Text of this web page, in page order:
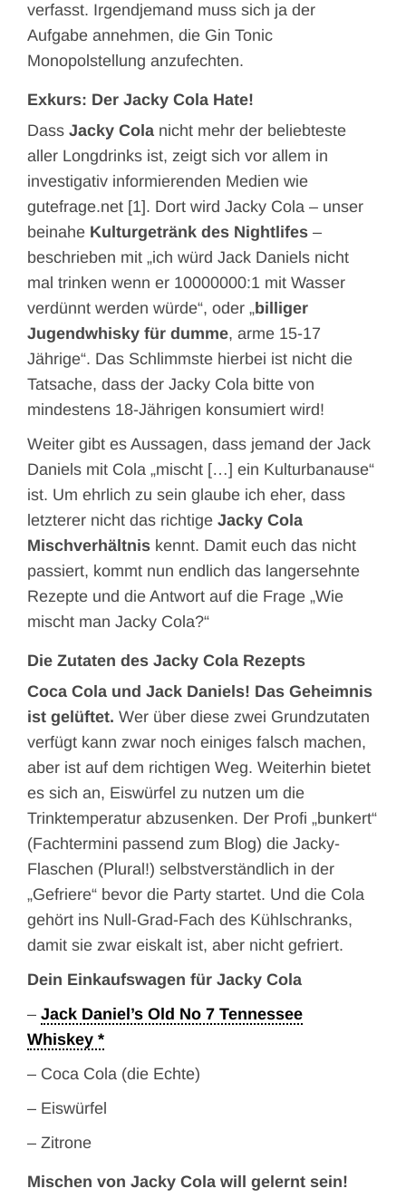
verfasst. Irgendjemand muss sich ja der
Aufgabe annehmen, die Gin Tonic
Monopolstellung anzufechten.
Exkurs: Der Jacky Cola Hate!
Dass Jacky Cola nicht mehr der beliebteste
aller Longdrinks ist, zeigt sich vor allem in
investigativ informierenden Medien wie
gutefrage.net [1]. Dort wird Jacky Cola – unser
beinahe Kulturgetränk des Nightlifes –
beschrieben mit „ich würd Jack Daniels nicht
mal trinken wenn er 10000000:1 mit Wasser
verdünnt werden würde“, oder „billiger
Jugendwhisky für dumme, arme 15-17
Jährige“. Das Schlimmste hierbei ist nicht die
Tatsache, dass der Jacky Cola bitte von
mindestens 18-Jährigen konsumiert wird!
Weiter gibt es Aussagen, dass jemand der Jack
Daniels mit Cola „mischt […] ein Kulturbanause“
ist. Um ehrlich zu sein glaube ich eher, dass
letzterer nicht das richtige Jacky Cola
Mischverhältnis kennt. Damit euch das nicht
passiert, kommt nun endlich das langersehnte
Rezepte und die Antwort auf die Frage „Wie
mischt man Jacky Cola?“
Die Zutaten des Jacky Cola Rezepts
Coca Cola und Jack Daniels! Das Geheimnis
ist gelüftet. Wer über diese zwei Grundzutaten
verfügt kann zwar noch einiges falsch machen,
aber ist auf dem richtigen Weg. Weiterhin bietet
es sich an, Eiswürfel zu nutzen um die
Trinktemperatur abzusenken. Der Profi „bunkert“
(Fachtermini passend zum Blog) die Jacky-
Flaschen (Plural!) selbstverständlich in der
„Gefriere“ bevor die Party startet. Und die Cola
gehört ins Null-Grad-Fach des Kühlschranks,
damit sie zwar eiskalt ist, aber nicht gefriert.
Dein Einkaufswagen für Jacky Cola
– Jack Daniel’s Old No 7 Tennessee
Whiskey
– Coca Cola (die Echte)
– Eiswürfel
– Zitrone
Mischen von Jacky Cola will gelernt sein!